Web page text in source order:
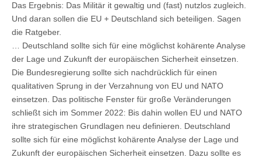
Das Ergebnis: Das Militär it gewaltig und (fast) nutzlos zugleich.
Und daran sollen die EU + Deutschland sich beteiligen. Sagen
die Ratgeber.
… Deutschland sollte sich für eine möglichst kohärente Analyse
der Lage und Zukunft der europäischen Sicherheit einsetzen.
Die Bundesregierung sollte sich nachdrücklich für einen
qualitativen Sprung in der Verzahnung von EU und NATO
einsetzen. Das politische Fenster für große Veränderungen
schließt sich im Sommer 2022: Bis dahin wollen EU und NATO
ihre strategischen Grundlagen neu definieren. Deutschland
sollte sich für eine möglichst kohärente Analyse der Lage und
Zukunft der europäischen Sicherheit einsetzen. Dazu sollte es